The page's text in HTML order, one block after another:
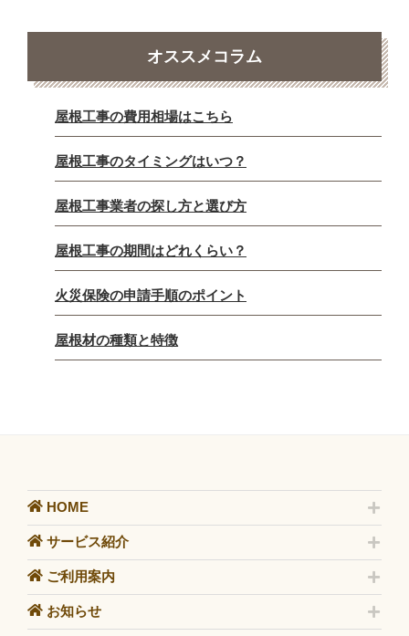
オススメコラム
屋根工事の費用相場はこちら
屋根工事のタイミングはいつ？
屋根工事業者の探し方と選び方
屋根工事の期間はどれくらい？
火災保険の申請手順のポイント
屋根材の種類と特徴
HOME
サービス紹介
ご利用案内
お知らせ